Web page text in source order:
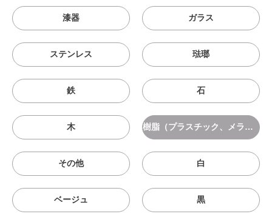
漆器 ガラス
ステンレス 琺瑯
鉄 石
木 樹脂（プラスチック、メラニン、シリコン等）
その他 白
ベージュ 黒